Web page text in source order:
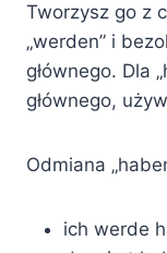
Tworzysz go z
„werden” i
głównego. Dla
głównego,
Odmiana
ich werde